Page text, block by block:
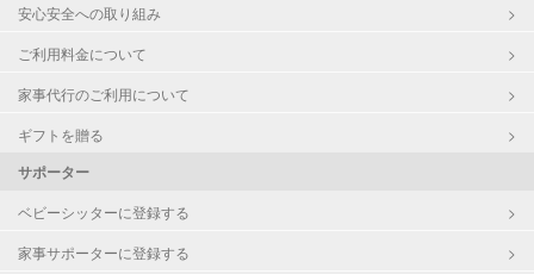
安心安全への取り組み
ご利用料金について
家事代行のご利用について
ギフトを贈る
サポーター
ベビーシッターに登録する
家事サポーターに登録する